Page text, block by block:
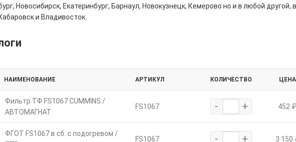
Новосибирск, Екатеринбург, Барнаул, Новокузнецк, Кемерово но и в любой другой,
и Владивосток.
НАИМЕНОВАНИЕ АРТИКУЛ КОЛИЧЕСТВО ЦЕНА
Фильтр ТФ FS1067 CUMMINS /
АВТОМАГНАТ
FS1067 - + 452 ₽
ФГОТ FS1067 в сб. с подогревом /
FS1067 - + 3 150